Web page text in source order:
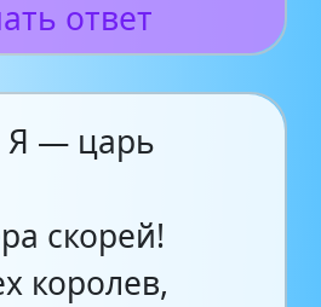
ответ
Я — царь
скорей!
королев,